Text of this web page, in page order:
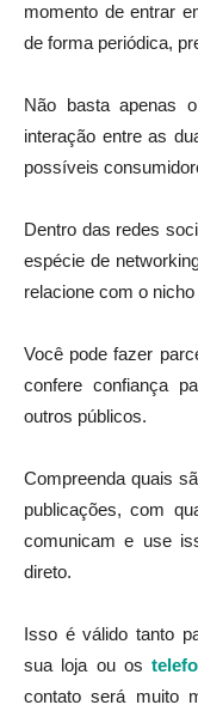
momento de entrar
de forma periódica,
Não basta apenas
interação entre as
possíveis
Dentro das redes
espécie de
relacione com o
Você pode fazer
confere confiança
outros públicos.
Compreenda quais
publicações, com
comunicam e use
direto.
Isso é válido tanto
sua loja ou os
contato será muito